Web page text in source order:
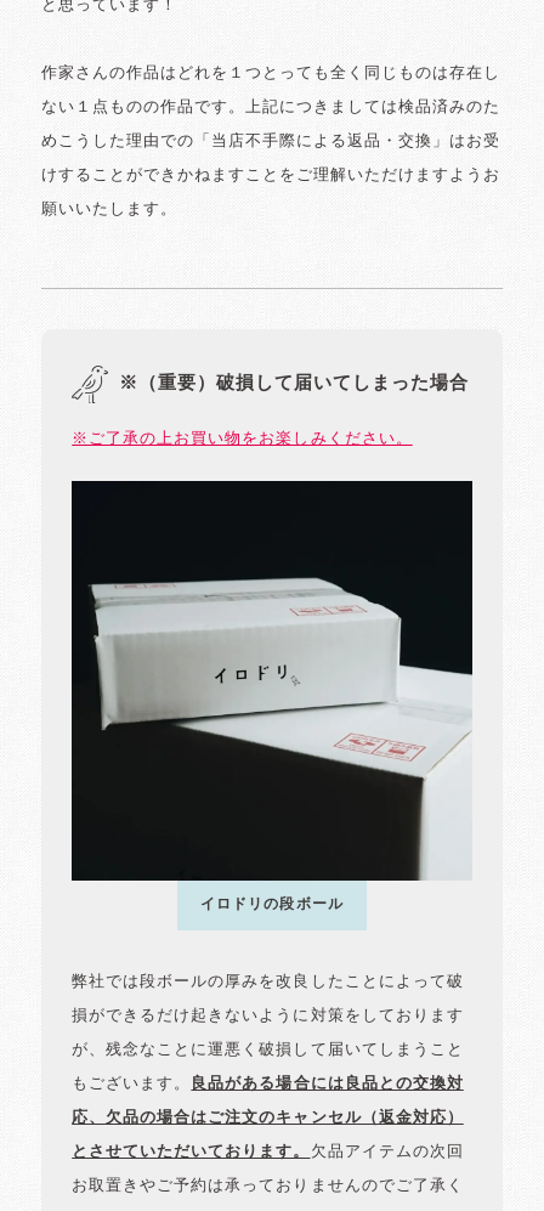
と思っています！
作家さんの作品はどれを１つとっても全く同じものは存在し
ない１点ものの作品です。上記につきましては検品済みのた
めこうした理由での「当店不手際による返品・交換」はお受
けすることができかねますことをご理解いただけますようお
願いいたします。
※（重要）破損して届いてしまった場合
※ご了承の上お買い物をお楽しみください。
イロドリの段ボール
弊社では段ボールの厚みを改良したことによって破
損ができるだけ起きないように対策をしております
が、残念なことに運悪く破損して届いてしまうこと
もございます。 良品がある場合には良品との交換対
応、欠品の場合はご注文のキャンセル（返金対応）
とさせていただいております。 欠品アイテムの次回
お取置きやご予約は承っておりませんのでご了承く